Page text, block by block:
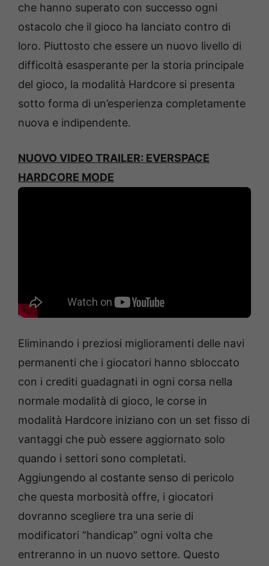
che hanno superato con successo ogni
ostacolo che il gioco ha lanciato contro di
loro. Piuttosto che essere un nuovo livello di
difficoltà esasperante per la storia principale
del gioco, la modalità Hardcore si presenta
sotto forma di un’esperienza completamente
nuova e indipendente.
NUOVO VIDEO TRAILER: EVERSPACE
HARDCORE MODE
Eliminando i preziosi miglioramenti delle navi
permanenti che i giocatori hanno sbloccato
con i crediti guadagnati in ogni corsa nella
normale modalità di gioco, le corse in
modalità Hardcore iniziano con un set fisso di
vantaggi che può essere aggiornato solo
quando i settori sono completati.
Aggiungendo al costante senso di pericolo
che questa morbosità offre, i giocatori
dovranno scegliere tra una serie di
modificatori “handicap” ogni volta che
entreranno in un nuovo settore. Questo